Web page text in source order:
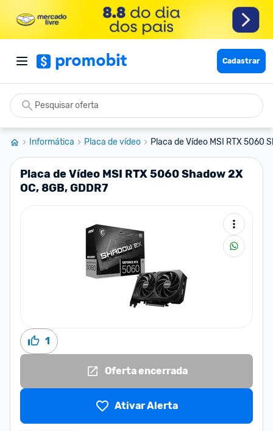
Cadastrar
Informática Placa de vídeo Placa de Vídeo MSI RTX 5060
Placa de Vídeo MSI RTX 5060 Shadow 2X
OC, 8GB, GDDR7
1
Oferta encerrada
Ativar Alerta